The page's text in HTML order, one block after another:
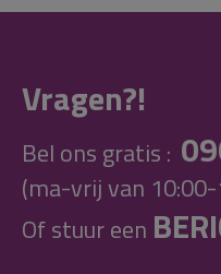
Vragen?!
Bel ons gratis :
(ma-vrij van
Of stuur een